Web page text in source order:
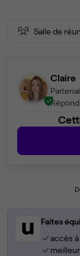
Salle de
Claire
Faites
accès